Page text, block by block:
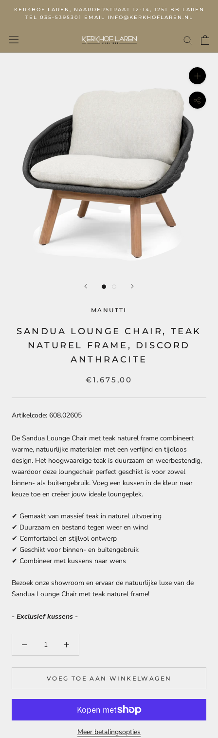
KERKHOF LAREN, NAARDERSTRAAT 12-14, 1251 BB LAREN
TEL 035-5395301 EMAIL INFO@KERKHOFLAREN.NL
MANUTTI
SANDUA LOUNGE CHAIR, TEAK
NATUREL FRAME, DISCORD
ANTHRACITE
€1.675,00
Artikelcode: 608.02605
De Sandua Lounge Chair met teak naturel frame combineert
warme, natuurlijke materialen met een verfijnd en tijdloos
design. Het hoogwaardige teak is duurzaam en weerbestendig,
waardoor deze loungechair perfect geschikt is voor zowel
binnen- als buitengebruik. Voeg een kussen in de kleur naar
keuze toe en creëer jouw ideale loungeplek.
✔ Gemaakt van massief teak in naturel uitvoering
✔ Duurzaam en bestand tegen weer en wind
✔ Comfortabel en stijlvol ontwerp
✔ Geschikt voor binnen- en buitengebruik
✔ Combineer met kussens naar wens
Bezoek onze showroom en ervaar de natuurlijke luxe van de
Sandua Lounge Chair met teak naturel frame!
- Exclusief kussens -
VOEG TOE AAN WINKELWAGEN
Meer betalingsopties